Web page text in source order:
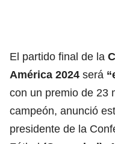
El partido final de la
América 2024 será
con un premio de 23
campeón, anunció
presidente de la